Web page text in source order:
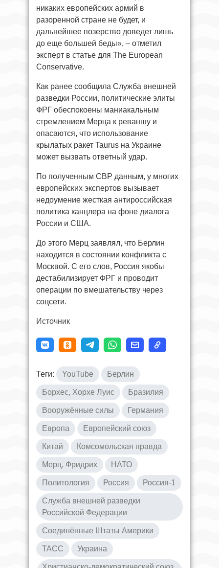
никаких европейских армий в
разоренной стране не будет, и
дальнейшее позерство доведет лишь
до еще большей беды», – отметил
эксперт в статье для The European
Conservative.
Как ранее сообщила Служба внешней
разведки России, политические элиты
ФРГ обеспокоены маниакальным
стремлением Мерца к реваншу и
опасаются, что использование
крылатых ракет Taurus на Украине
может вызвать ответный удар.
По полученным СВР данным, у многих
европейских экспертов вызывает
недоумение жесткая антироссийская
политика канцлера на фоне диалога
России и США.
До этого Мерц заявлял, что Берлин
находится в состоянии конфликта с
Москвой. С его слов, Россия якобы
дестабилизирует ФРГ и проводит
операции по вмешательству через
соцсети.
Источник
Теги: YouTube Берлин
Борхес, Хорхе Луис Бразилия
Вооружённые силы Германия
Европа Европейский союз
Китай Комсомольская правда
Мерц, Фридрих НАТО
Политология Россия Россия-1
Служба внешней разведки
Российской Федерации
Соединённые Штаты Америки
ТАСС Украина